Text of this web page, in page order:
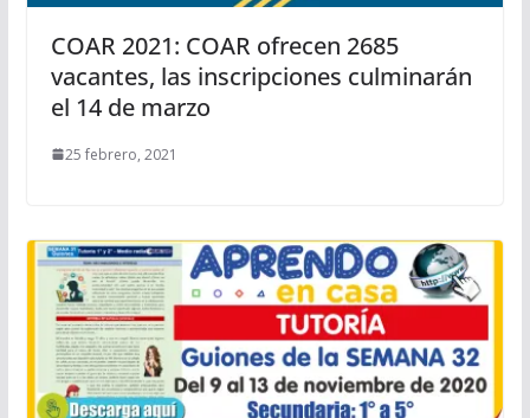
COAR 2021: COAR ofrecen 2685
vacantes, las inscripciones culminarán
el 14 de marzo
25 febrero, 2021